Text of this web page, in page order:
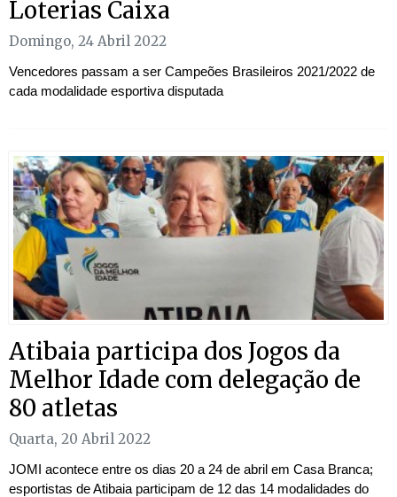
Loterias Caixa
Domingo, 24 Abril 2022
Vencedores passam a ser Campeões Brasileiros 2021/2022 de
cada modalidade esportiva disputada
Atibaia participa dos Jogos da
Melhor Idade com delegação de
80 atletas
Quarta, 20 Abril 2022
JOMI acontece entre os dias 20 a 24 de abril em Casa Branca;
esportistas de Atibaia participam de 12 das 14 modalidades do